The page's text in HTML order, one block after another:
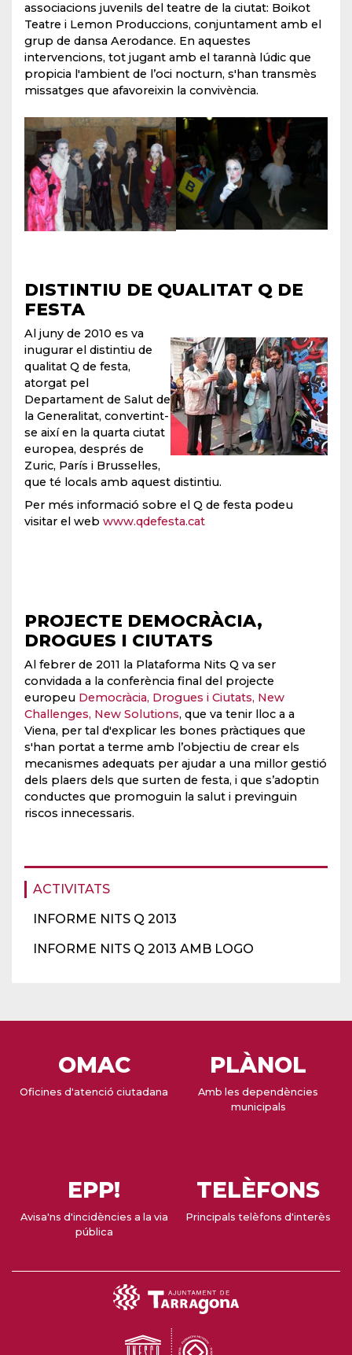
ACTIVITATS
INFORME NITS Q 2013
INFORME NITS Q 2013 AMB LOGO
associacions juvenils del teatre de la ciutat: Boikot
Teatre i Lemon Produccions, conjuntament amb el
grup de dansa Aerodance. En aquestes
intervencions, tot jugant amb el tarannà lúdic que
propicia l'ambient de l’oci nocturn, s'han transmès
missatges que afavoreixin la convivència.
DISTINTIU DE QUALITAT Q DE
FESTA
Al juny de 2010 es va
inugurar el distintiu de
qualitat Q de festa,
atorgat pel
Departament de Salut de
la Generalitat, convertint-
se així en la quarta ciutat
europea, després de
Zuric, París i Brussel·les,
que té locals amb aquest distintiu.
Per més informació sobre el Q de festa podeu
visitar el web www.qdefesta.cat
PROJECTE DEMOCRÀCIA,
DROGUES I CIUTATS
Al febrer de 2011 la Plataforma Nits Q va ser
convidada a la conferència final del projecte
europeu Democràcia, Drogues i Ciutats, New
Challenges, New Solutions, que va tenir lloc a a
Viena, per tal d'explicar les bones pràctiques que
s'han portat a terme amb l’objectiu de crear els
mecanismes adequats per ajudar a una millor gestió
dels plaers dels que surten de festa, i que s’adoptin
conductes que promoguin la salut i previnguin
riscos innecessaris.
OMAC
Oficines d'atenció ciutadana
PLÀNOL
Amb les dependències
municipals
EPP!
Avisa'ns d'incidències a la via
pública
TELÈFONS
Principals telèfons d'interès